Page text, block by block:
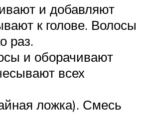
и добавляют
к голове. Волосы
раз.
и оборачивают
всех
ложка). Смесь